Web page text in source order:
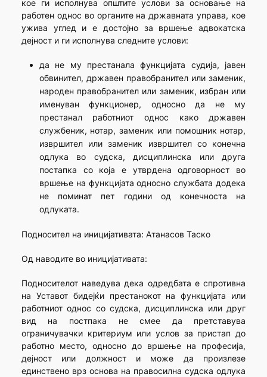
кое ги исполнува општите услови за основање на
работен однос во органите на државната управа, кое
ужива углед и е достојно за вршење адвокатска
дејност и ги исполнува следните услови:
да не му престанала функцијата судија, јавен
обвинител, државен правобранител или заменик,
народен правобранител или заменик, избран или
именуван функционер, односно да не му
престанал работниот однос како државен
службеник, нотар, заменик или помошник нотар,
извршител или заменик извршител со конечна
одлука во судска, дисциплинска или друга
постапка со која е утврдена одговорност во
вршење на функцијата односно службата додека
не поминат пет години од конечноста на
одлуката.
Подносител на иницијативата: Атанасов Таско
Од наводите во иницијативата:
Подносителот наведува дека одредбата е спротивна
на Уставот бидејќи престанокот на функцијата или
работниот однос со судска, дисциплинска или друг
вид на постпака не смее да претставува
ограничувачки критериум или услов за пристап до
работно место, односно до вршење на професија,
дејност или должност и може да произлезе
единствено врз основа на правосилна судска одлука